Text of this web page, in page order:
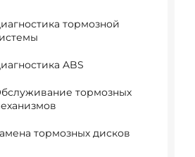
тормозной
ABS
тормозных
тормозных дисков